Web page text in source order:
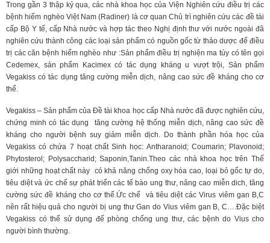
Trong gần 3 thập kỷ qua, các nhà khoa học của Viện Nghiên cứu điều trị các
bệnh hiểm nghèo Việt Nam (Radiner) là cơ quan Chủ trì nghiên cứu các đề tài
cấp Bộ Y tế, cấp Nhà nước và hợp tác theo Nghị định thư với nước ngoài đã
nghiên cứu thành công các loại sản phẩm có nguồn gốc từ thảo dược để điều
trị các căn bệnh hiểm nghèo như :Sản phẩm điều trị nghiện ma túy có tên gọi
Cedemex, sản phẩm Kacimex có tác dụng kháng u vượt trội, Sản phẩm
Vegakiss có tác dụng tăng cường miễn dịch, nâng cao sức đề kháng cho cơ
thể.
Vegakiss – Sản phẩm của Đề tài khoa học cấp Nhà nước đã được nghiên cứu,
chứng minh có tác dụng tăng cường hệ thống miễn dịch, nâng cao sức đề
kháng cho người bệnh suy giảm miễn dịch. Do thành phần hóa học của
Vegakiss có chứa 7 hoạt chất Sinh học: Antharanoid; Coumarin; Plavonoid;
Phytosterol; Polysaccharid; Saponin,Tanin.Theo các nhà khoa học trên Thế
giới những hoạt chất này có khả năng chống oxy hóa cao, loại bỏ gốc tự do,
tiêu diệt và ức chế sự phát triển các tế bào ung thư, nâng cao miễn dich, tăng
cường sức đề kháng cho cơ thể.Ức chế và tiêu diệt các Virus viêm gan B,C
nên rất hiệu quả cho người bị ung thư Gan do Vius viêm gan B, C….Đặc biệt
Vegakiss có thể sử dụng để phòng chống ung thư, các bệnh do Vius cho
người bình thường.